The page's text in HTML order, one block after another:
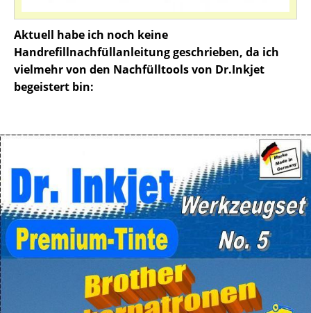
Aktuell habe ich noch keine
Handrefillnachfüllanleitung geschrieben, da ich
vielmehr von den Nachfülltools von Dr.Inkjet
begeistert bin: